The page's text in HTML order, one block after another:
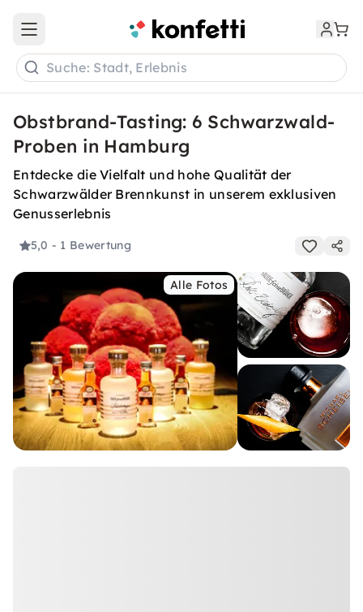
Open main menu
Suche: Stadt, Erlebnis
Obstbrand-Tasting: 6 Schwarzwald-
Proben in Hamburg
Entdecke die Vielfalt und hohe Qualität der
Schwarzwälder Brennkunst in unserem exklusiven
Genusserlebnis
5,0 - 1 Bewertung
Alle Fotos